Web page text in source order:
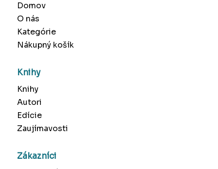
Domov
O nás
Kategórie
Nákupný košík
Knihy
Knihy
Autori
Edície
Zaujímavosti
Zákazníci